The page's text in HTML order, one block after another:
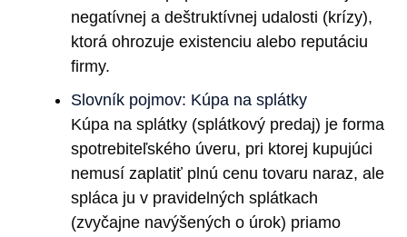
negatívnej a deštruktívnej udalosti (krízy),
ktorá ohrozuje existenciu alebo reputáciu
firmy.
Slovník pojmov: Kúpa na splátky
Kúpa na splátky (splátkový predaj) je forma
spotrebiteľského úveru, pri ktorej kupujúci
nemusí zaplatiť plnú cenu tovaru naraz, ale
spláca ju v pravidelných splátkach
(zvyčajne navýšených o úrok) priamo